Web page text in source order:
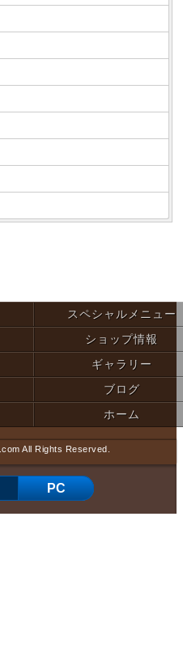
スペシャルメニュー
ショップ情報
ギャラリー
ブログ
ホーム
All Rights Reserved.
PC